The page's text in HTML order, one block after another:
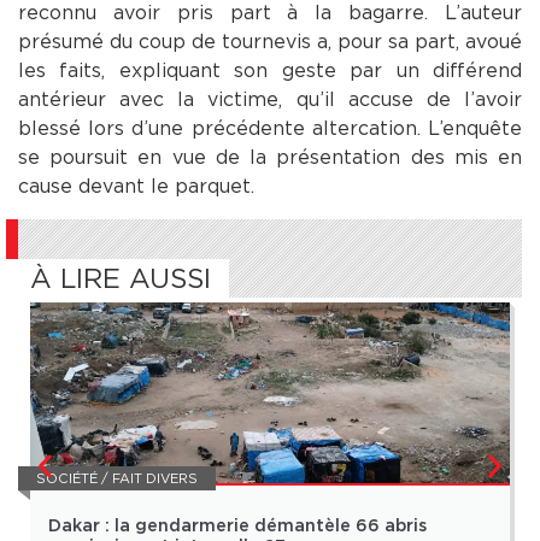
reconnu avoir pris part à la bagarre. L’auteur
présumé du coup de tournevis a, pour sa part, avoué
les faits, expliquant son geste par un différend
antérieur avec la victime, qu’il accuse de l’avoir
blessé lors d’une précédente altercation. L’enquête
se poursuit en vue de la présentation des mis en
cause devant le parquet.
À LIRE AUSSI
SOCIÉTÉ / FAIT DIVERS
Dakar : la gendarmerie démantèle 66 abris